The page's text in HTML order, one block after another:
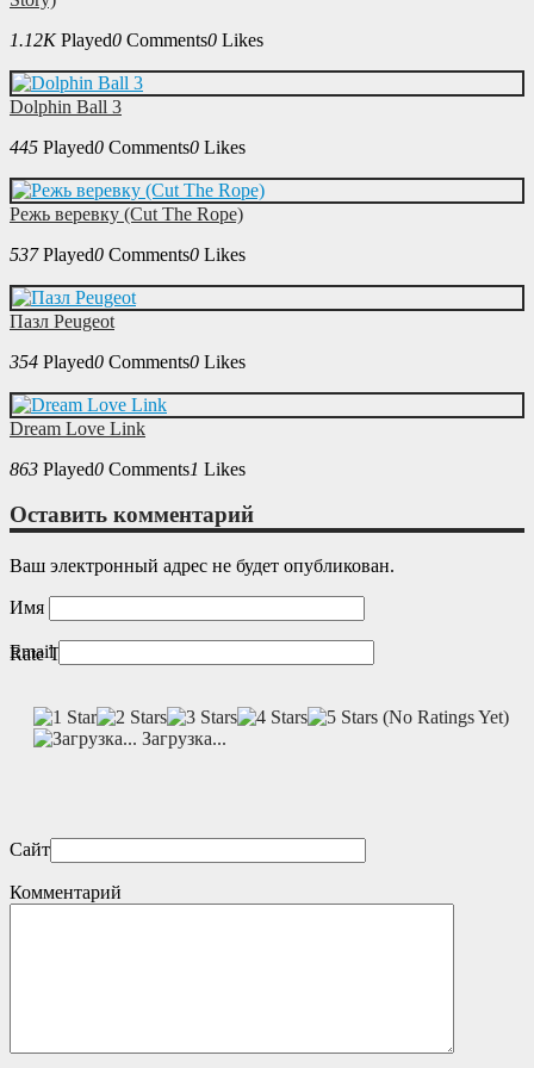
Rate This Game
(No Ratings Yet)
Загрузка...
1.12K Played0 Comments0 Likes
Dolphin Ball 3
445 Played0 Comments0 Likes
Режь веревку (Cut The Rope)
537 Played0 Comments0 Likes
Пазл Peugeot
354 Played0 Comments0 Likes
Dream Love Link
863 Played0 Comments1 Likes
Оставить комментарий
Ваш электронный адрес не будет опубликован.
Имя
Email
Сайт
Комментарий